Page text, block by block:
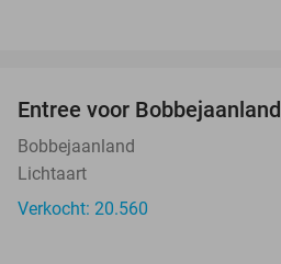
Entree voor Bobbejaanland
Bobbejaanland
Lichtaart
Verkocht: 20.560